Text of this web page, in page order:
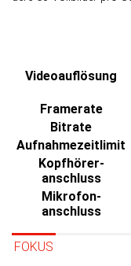
Video­auflösung
Framerate
Bitrate
Aufnahme­zeitlimit
Kopfhörer­
anschluss
Mikrofon­
anschluss
FOKUS